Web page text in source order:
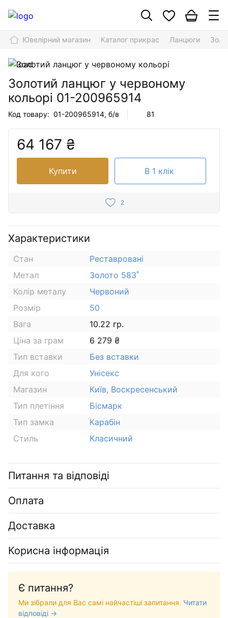
Ювелірний магазин Каталог прикрас Ланцюги
Золотий ланцюг у червоному
кольорі 01-200965914
Код товару: 01-200965914, б/в 81
64 167 ₴
Купити В 1 клік
2
Характеристики
Стан
Реставровані
Метал
Золото 583˚
Колір металу
Червоний
Розмір
50
Вага
10.22 гр.
Ціна за грам
6 279 ₴
Тип вставки
Без вставки
Для кого
Унісекс
Магазин
Київ, Воскресенський
Тип плетіння
Бісмарк
Тип замка
Карабін
Стиль
Класичний
Питання та відповіді
Оплата
Доставка
Корисна інформація
Є питання?
Ми зібрали для Вас самі найчастіші запитання. Читати
відповіді →